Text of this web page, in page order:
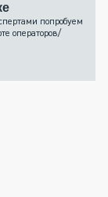
попробуем
операторов/